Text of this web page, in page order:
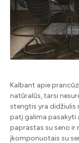
Kalbant apie
natūralūs, tarsi
stengtis yra didžiulis
patį galima pasakyti
paprastas su seno ir
įkomponuotais su